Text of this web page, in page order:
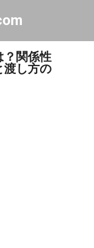
？関係性
渡し方の